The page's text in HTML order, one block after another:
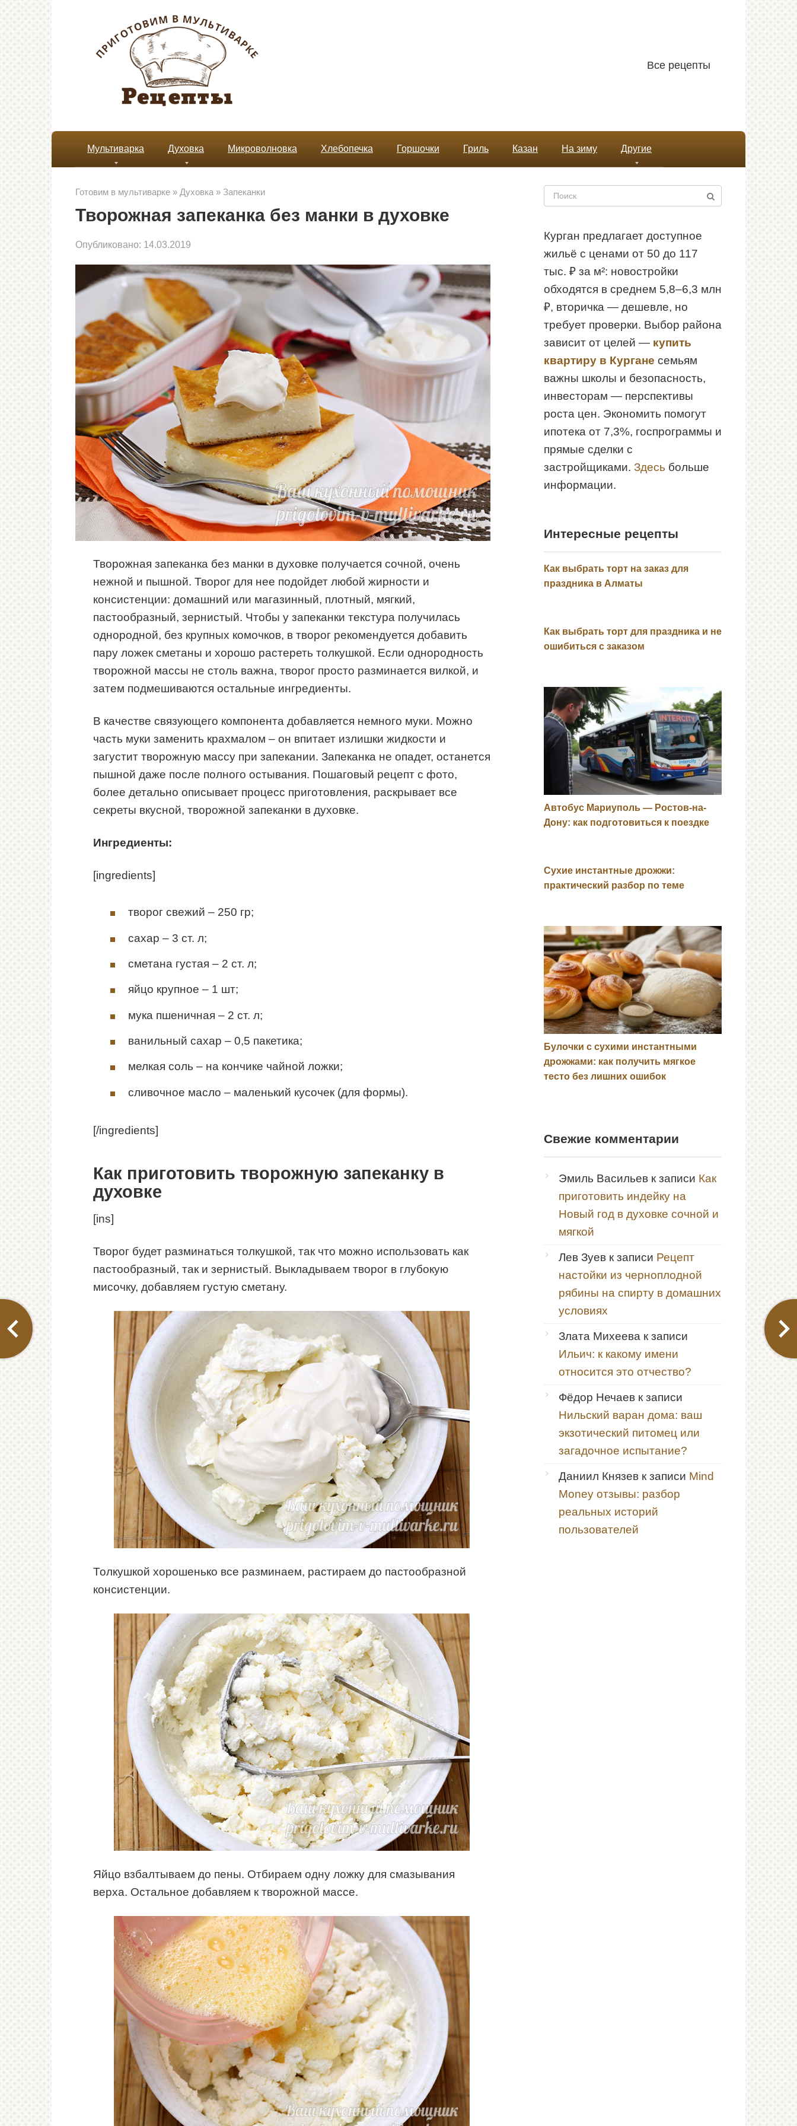
Все рецепты
Мультиварка Духовка Микроволновка Хлебопечка Горшочки Гриль Казан На зиму Другие
Готовим в мультиварке » Духовка » Запеканки
Творожная запеканка без манки в духовке
Опубликовано: 14.03.2019
Творожная запеканка без манки в духовке получается сочной, очень
нежной и пышной. Творог для нее подойдет любой жирности и
консистенции: домашний или магазинный, плотный, мягкий,
пастообразный, зернистый. Чтобы у запеканки текстура получилась
однородной, без крупных комочков, в творог рекомендуется добавить
пару ложек сметаны и хорошо растереть толкушкой. Если однородность
творожной массы не столь важна, творог просто разминается вилкой, и
затем подмешиваются остальные ингредиенты.
В качестве связующего компонента добавляется немного муки. Можно
часть муки заменить крахмалом – он впитает излишки жидкости и
загустит творожную массу при запекании. Запеканка не опадет, останется
пышной даже после полного остывания. Пошаговый рецепт с фото,
более детально описывает процесс приготовления, раскрывает все
секреты вкусной, творожной запеканки в духовке.
Ингредиенты:
[ingredients]
творог свежий – 250 гр;
сахар – 3 ст. л;
сметана густая – 2 ст. л;
яйцо крупное – 1 шт;
мука пшеничная – 2 ст. л;
ванильный сахар – 0,5 пакетика;
мелкая соль – на кончике чайной ложки;
сливочное масло – маленький кусочек (для формы).
[/ingredients]
Как приготовить творожную запеканку в
духовке
[ins]
Творог будет разминаться толкушкой, так что можно использовать как
пастообразный, так и зернистый. Выкладываем творог в глубокую
мисочку, добавляем густую сметану.
Толкушкой хорошенько все разминаем, растираем до пастообразной
консистенции.
Яйцо взбалтываем до пены. Отбираем одну ложку для смазывания
верха. Остальное добавляем к творожной массе.
Поиск:
Курган предлагает доступное
жильё с ценами от 50 до 117
тыс. ₽ за м²: новостройки
обходятся в среднем 5,8–6,3 млн
₽, вторичка — дешевле, но
требует проверки. Выбор района
зависит от целей — купить
квартиру в Кургане семьям
важны школы и безопасность,
инвесторам — перспективы
роста цен. Экономить помогут
ипотека от 7,3%, госпрограммы и
прямые сделки с
застройщиками. Здесь больше
информации.
Интересные рецепты
Как выбрать торт на заказ для
праздника в Алматы
Как выбрать торт для праздника и не
ошибиться с заказом
Автобус Мариуполь — Ростов-на-
Дону: как подготовиться к поездке
Сухие инстантные дрожжи:
практический разбор по теме
Булочки с сухими инстантными
дрожжами: как получить мягкое
тесто без лишних ошибок
Свежие комментарии
Эмиль Васильев к записи Как
приготовить индейку на
Новый год в духовке сочной и
мягкой
Лев Зуев к записи Рецепт
настойки из черноплодной
рябины на спирту в домашних
условиях
Злата Михеева к записи
Ильич: к какому имени
относится это отчество?
Фёдор Нечаев к записи
Нильский варан дома: ваш
экзотический питомец или
загадочное испытание?
Даниил Князев к записи Mind
Money отзывы: разбор
реальных историй
пользователей